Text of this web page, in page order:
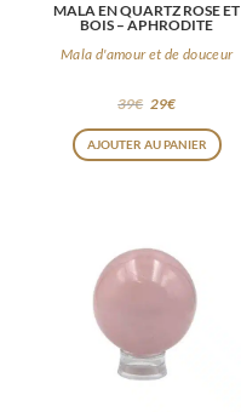
MALA EN QUARTZ ROSE ET
BOIS – APHRODITE
Mala d'amour et de douceur
39€ 29€
AJOUTER AU PANIER